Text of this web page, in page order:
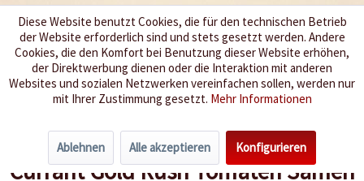
Wir würzen Ihr Leben
Menü
Übersicht Cocktailtomaten
Currant Gold Rush Tomaten Samen
Diese Website benutzt Cookies, die für den technischen Betrieb
der Website erforderlich sind und stets gesetzt werden. Andere
Cookies, die den Komfort bei Benutzung dieser Website erhöhen,
der Direktwerbung dienen oder die Interaktion mit anderen
Websites und sozialen Netzwerken vereinfachen sollen, werden nur
mit Ihrer Zustimmung gesetzt. Mehr Informationen
Ablehnen Alle akzeptieren Konfigurieren